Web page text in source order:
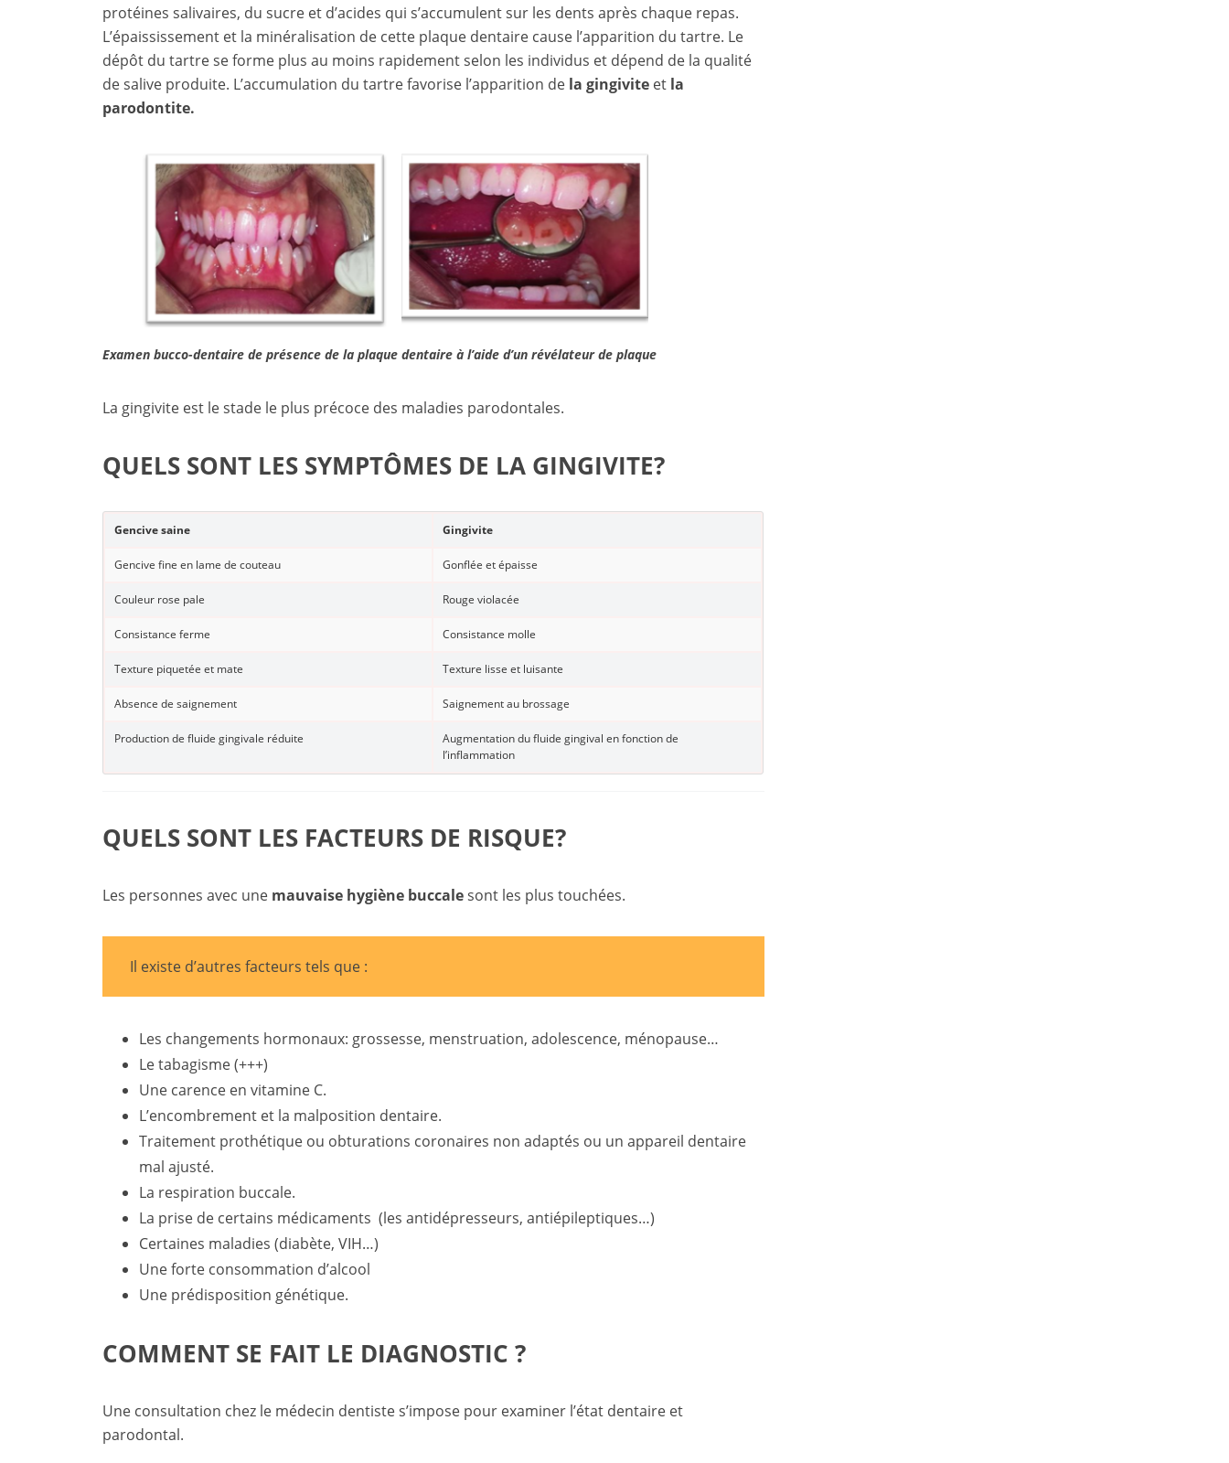
protéines salivaires, du sucre et d’acides qui s’accumulent sur les dents après chaque repas.
L’épaississement et la minéralisation de cette plaque dentaire cause l’apparition du tartre. Le
dépôt du tartre se forme plus au moins rapidement selon les individus et dépend de la qualité
de salive produite. L’accumulation du tartre favorise l’apparition de la gingivite et la
parodontite.
Examen bucco-dentaire de présence de la plaque dentaire à l’aide d’un révélateur de plaque
La gingivite est le stade le plus précoce des maladies parodontales.
QUELS SONT LES SYMPTÔMES DE LA GINGIVITE?
Gencive saine Gingivite
Gencive fine en lame de couteau Gonflée et épaisse
Couleur rose pale Rouge violacée
Consistance ferme Consistance molle
Texture piquetée et mate Texture lisse et luisante
Absence de saignement Saignement au brossage
Production de fluide gingivale réduite
Augmentation du fluide gingival en fonction de
l’inflammation
QUELS SONT LES FACTEURS DE RISQUE?
Les personnes avec une mauvaise hygiène buccalesont les plus touchées.
Il existe d’autres facteurs tels que :
Les changements hormonaux: grossesse, menstruation, adolescence, ménopause…
Le tabagisme (+++)
Une carence en vitamine C.
L’encombrement et la malposition dentaire.
Traitement prothétique ou obturations coronaires non adaptés ou un appareil dentaire
mal ajusté.
La respiration buccale.
La prise de certains médicaments (les antidépresseurs, antiépileptiques…)
Certaines maladies (diabète, VIH…)
Une forte consommation d’alcool
Une prédisposition génétique.
COMMENT SE FAIT LE DIAGNOSTIC ?
Une consultation chez le médecin dentiste s’impose pour examiner l’état dentaire et
parodontal.